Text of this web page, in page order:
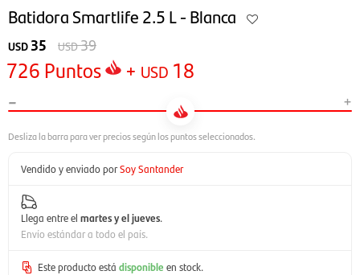
Batidora Smartlife 2.5 L - Blanca
USD 35 USD39
726 Puntos + USD 18
- +
Vendido y enviado porSoy Santander
Llega entre el martes y el jueves.
Envío estándar a todo el país.
Este producto está disponible en stock.